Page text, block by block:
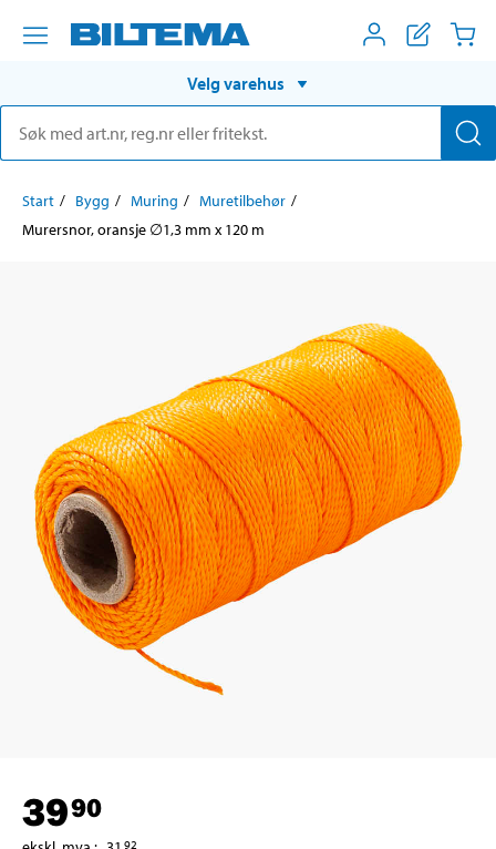
Velg varehus
Start Bygg Muring
Muretilbehør
Murersnor, oransje ∅1,3 mm x 120 m
3990
92